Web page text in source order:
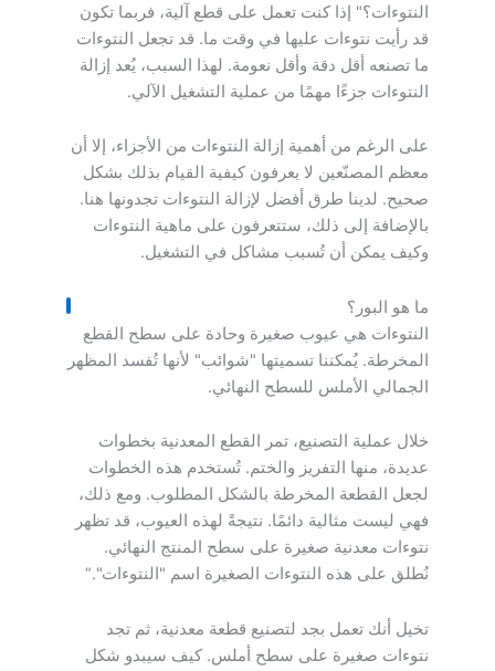
النتوءات؟" إذا كنت تعمل على قطع آلية، فربما تكون
قد رأيت نتوءات عليها في وقت ما. قد تجعل النتوءات
ما تصنعه أقل دقة وأقل نعومة. لهذا السبب، يُعد إزالة
النتوءات جزءًا مهمًا من عملية التشغيل الآلي.
على الرغم من أهمية إزالة النتوءات من الأجزاء، إلا أن
معظم المصنّعين لا يعرفون كيفية القيام بذلك بشكل
صحيح. لدينا طرق أفضل لإزالة النتوءات تجدونها هنا.
بالإضافة إلى ذلك، ستتعرفون على ماهية النتوءات
وكيف يمكن أن تُسبب مشاكل في التشغيل.
ما هو البور؟
النتوءات هي عيوب صغيرة وحادة على سطح القطع
المخرطة. يُمكننا تسميتها "شوائب" لأنها تُفسد المظهر
الجمالي الأملس للسطح النهائي.
خلال عملية التصنيع، تمر القطع المعدنية بخطوات
عديدة، منها التفريز والختم. تُستخدم هذه الخطوات
لجعل القطعة المخرطة بالشكل المطلوب. ومع ذلك،
فهي ليست مثالية دائمًا. نتيجةً لهذه العيوب، قد تظهر
نتوءات معدنية صغيرة على سطح المنتج النهائي.
نُطلق على هذه النتوءات الصغيرة اسم "النتوءات".“
تخيل أنك تعمل بجد لتصنيع قطعة معدنية، ثم تجد
نتوءات صغيرة على سطح أملس. كيف سيبدو شكل